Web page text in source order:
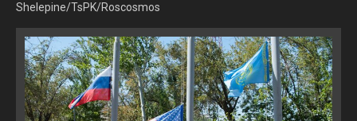
Shelepine/TsPK/Roscosmos